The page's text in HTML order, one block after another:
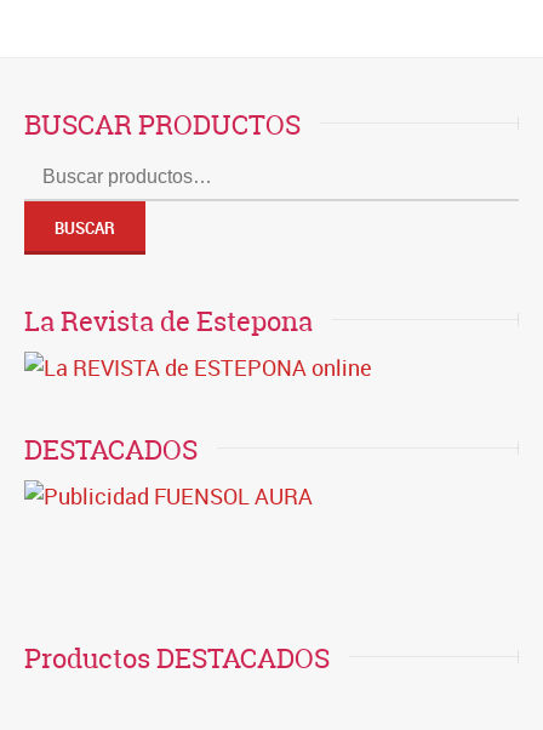
BUSCAR PRODUCTOS
Buscar
por:
BUSCAR
La Revista de Estepona
DESTACADOS
Productos DESTACADOS